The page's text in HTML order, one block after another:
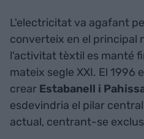
L'electricitat va agafant
converteix en el principal
l'activitat tèxtil es manté
mateix segle XXI. El 1996
crear Estabanell i
esdevindria el pilar
actual, centrant-se